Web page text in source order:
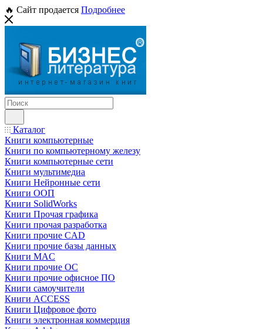
🔥 Сайт продается Подробнее
Каталог
Книги компьютерные
Книги по компьютерному железу
Книги компьютерные сети
Книги мультимедиа
Книги Нейронные сети
Книги ООП
Книги SolidWorks
Книги Прочая графика
Книги прочая разработка
Книги прочие CAD
Книги прочие базы данных
Книги MAC
Книги прочие ОС
Книги прочие офисное ПО
Книги самоучители
Книги ACCESS
Книги Цифровое фото
Книги электронная коммерция